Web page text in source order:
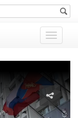
Показать
меню